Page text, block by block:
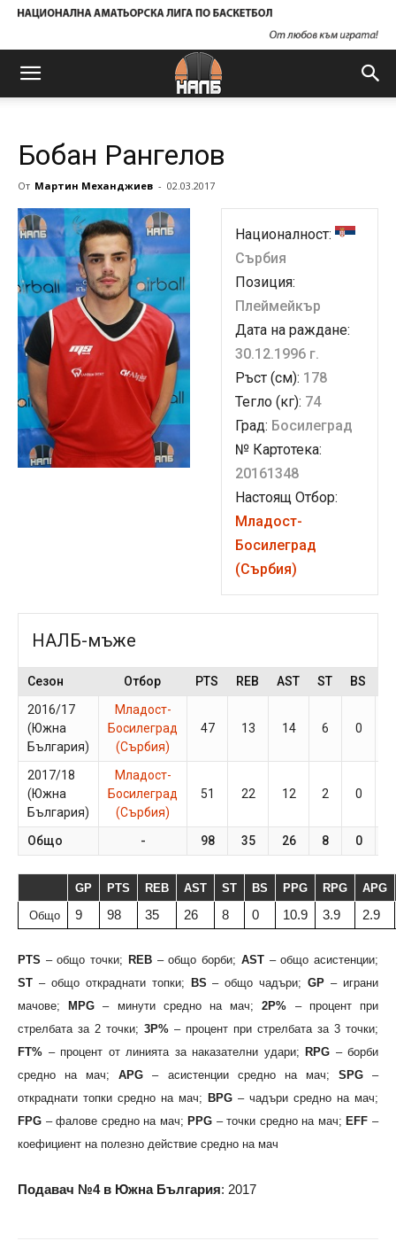
Бобан Рангелов
От Мартин Механджиев - 02.03.2017
Националност:
Сърбия
Позиция:
Плеймейкър
Дата на раждане:
30.12.1996 г.
Ръст (см): 178
Тегло (кг): 74
Град: Босилеград
№ Картотека:
20161348
Настоящ Отбор:
Младост-
Босилеград
(Сърбия)
НАЛБ-мъже
Сезон Отбор PTS REB AST ST BS
2016/17
(Южна
България)
Младост-
Босилеград
(Сърбия)
47 13 14 6 0
2017/18
(Южна
България)
Младост-
Босилеград
(Сърбия)
51 22 12 2 0
Общо - 98 35 26 8 0
GP PTS REB AST ST BS PPG RPG APG
Общо 9 98 35 26 8 0 10.9 3.9 2.9
PTS – общо точки; REB– общо борби; AST– общо асистенции;
ST – общо откраднати топки; BS – общо чадъри;GP – играни
мачове;
MPG – минути средно на мач;2P% – процент при
стрелбата за 2 точки; 3P% – процент при стрелбата за 3 точки;
FT% – процент от линията за наказателни удари; RPG – борби
средно на мач;APG – асистенции средно на мач; SPG–
откраднати топки средно на мач; BPG – чадъри средно на мач;
FPG – фалове средно на мач; PPG – точки средно на мач; EFF –
коефициент на полезно действие средно на мач
Подавач №4 в Южна България: 2017